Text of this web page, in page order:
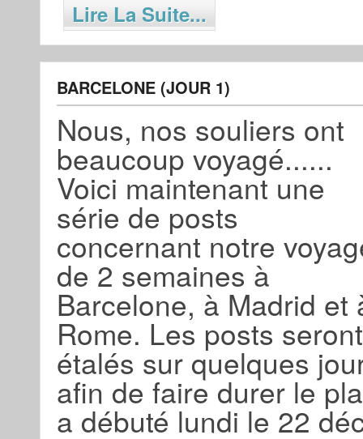
Lire La Suite...
BARCELONE (JOUR 1)
Nous, nos souliers ont
beaucoup voyagé......
Voici maintenant une
série de posts
concernant notre
de 2 semaines à
Barcelone, à Madrid et
Rome. Les posts seront
étalés sur quelques
afin de faire durer le
a débuté lundi le 22